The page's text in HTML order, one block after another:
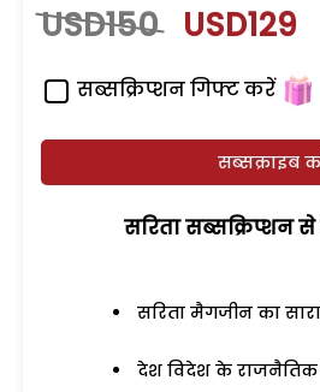
USD150 USD129
सब्सक्रिप्शन गिफ्ट करें
सब्सक्राइब
सरिता सब्सक्रिप्शन
सरिता मैगजीन का
देश विदेश के राजनैतिक